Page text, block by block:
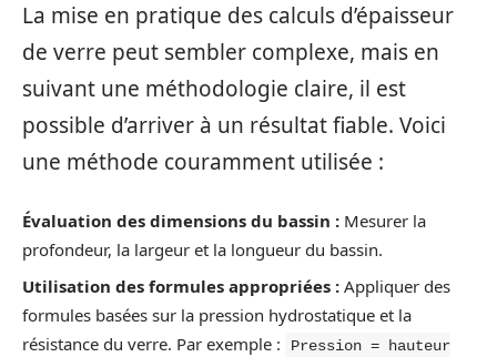
La mise en pratique des calculs d’épaisseur
de verre peut sembler complexe, mais en
suivant une méthodologie claire, il est
possible d’arriver à un résultat fiable. Voici
une méthode couramment utilisée :
Évaluation des dimensions du bassin : Mesurer la
profondeur, la largeur et la longueur du bassin.
Utilisation des formules appropriées : Appliquer des
formules basées sur la pression hydrostatique et la
résistance du verre. Par exemple :
Pression = hauteur